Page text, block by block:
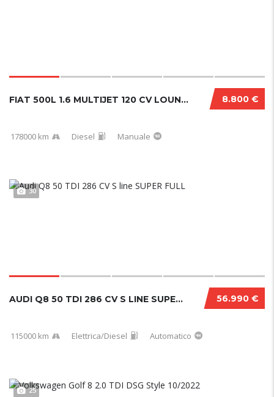
8.800 €
FIAT 500L 1.6 MULTIJET 120 CV LOUNGE 2018 FU...
178000 km Diesel Manuale
30
56.990 €
AUDI Q8 50 TDI 286 CV S LINE SUPER FULL
115000 km Elettrica/Diesel Automatico
25